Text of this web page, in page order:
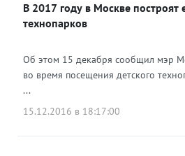
Одноклассники
В 2017 году в Москве построят
технопарков
Об этом 15 декабря сообщил мэр
во время посещения детского
...
15.12.2016 в 18:17:00